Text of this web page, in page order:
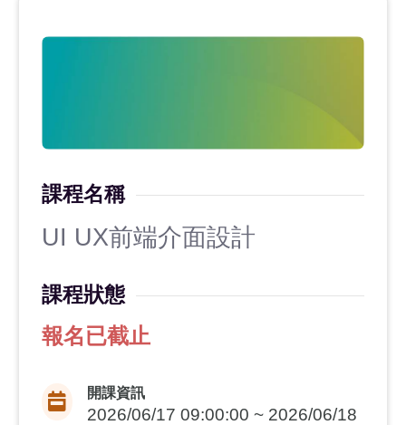
課程名稱
UI UX前端介面設計
課程狀態
報名已截止
開課資訊
2026/06/17 09:00:00 ~ 2026/06/18